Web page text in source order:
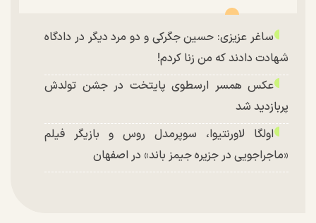
ساغر عزیزی: حسین جگرکی و دو مرد دیگر در دادگاه
شهادت دادند که من زنا کردم!
عکس همسر ارسطوی پایتخت در جشن تولدش
پربازدید شد
اولگا لاورنتیوا، سوپرمدل روس و بازیگر فیلم
«ماجراجویی در جزیره جیمز باند» در اصفهان